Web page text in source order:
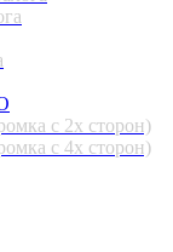
с 2х сторон)
с 4х сторон)